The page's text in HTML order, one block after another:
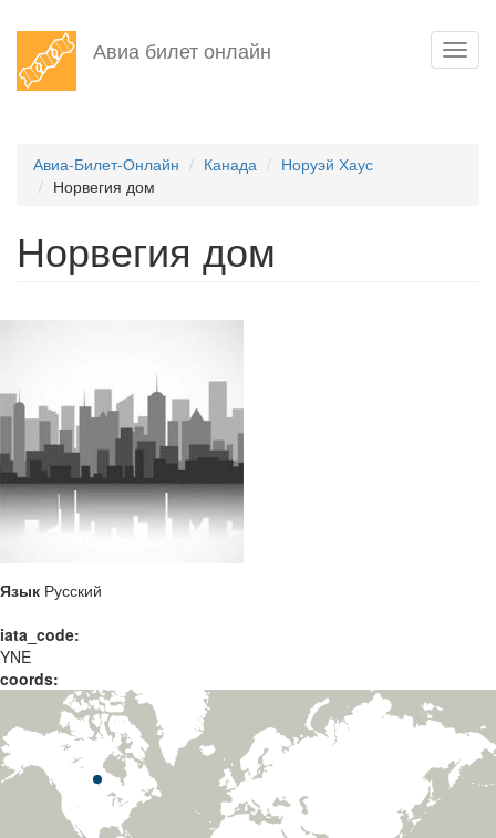
Перейти
основному
Авиа билет онлайн
Авиа-Билет-Онлайн Канада
Норуэй Хаус
Норвегия дом
Норвегия дом
Язык Русский
iata_code:
YNE
coords: